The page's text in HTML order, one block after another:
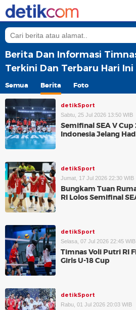
Berita Dan Informasi
Terkini Dan Terbaru Hari
Semua Berita Foto
detikSport
Sabtu, 25 Jul 2026 13:50 WIB
Semifinal SEA V
Indonesia Jelang
detikSport
Jumat, 17 Jul 2026 22:30 WIB
Bungkam Tuan
RI Lolos Semifinal
detikSport
Selasa, 07 Jul 2026 22:45 WIB
Timnas Voli Putri RI
Girls U-18 Cup
detikSport
Rabu, 01 Jul 2026 20:03 WIB